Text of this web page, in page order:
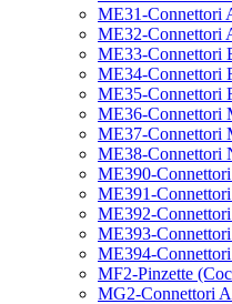
ME31-Connettori
ME32-Connettori
ME33-Connettori
ME34-Connettori
ME35-Connettori
ME36-Connettori
ME37-Connettori
ME38-Connettori
ME390-
ME391-
ME392-
ME393-
ME394-
MF2-Pinzette
MG2-Connettori